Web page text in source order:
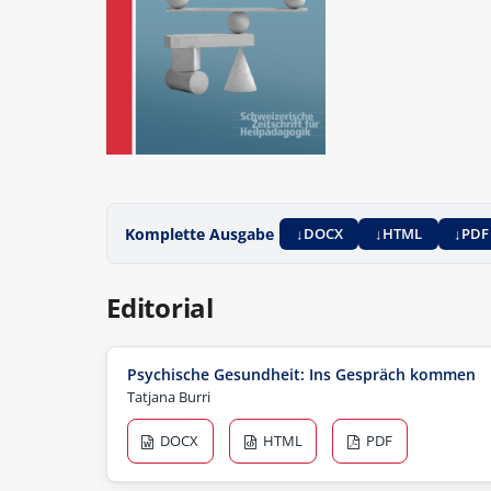
Komplette Ausgabe DOCX HTML PDF
Editorial
Psychische Gesundheit: Ins Gespräch kommen
Tatjana Burri
DOCX HTML PDF